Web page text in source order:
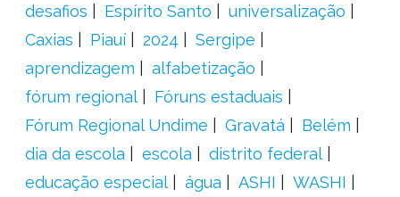
desafios
Espírito Santo
universalização
Caxias
Piauí 2024
Sergipe
aprendizagem
alfabetização
fórum regional
Fóruns estaduais
Fórum Regional Undime
Gravatá
Belém
dia da escola
escola
distrito federal
educação especial
água ASHI
WASHI